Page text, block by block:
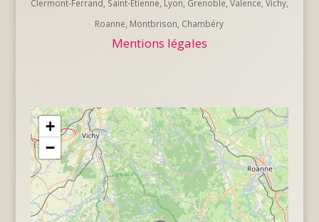
Clermont-Ferrand, Saint-Etienne, Lyon, Grenoble, Valence, Vichy,
Roanne, Montbrison, Chambéry
Mentions légales
+
−